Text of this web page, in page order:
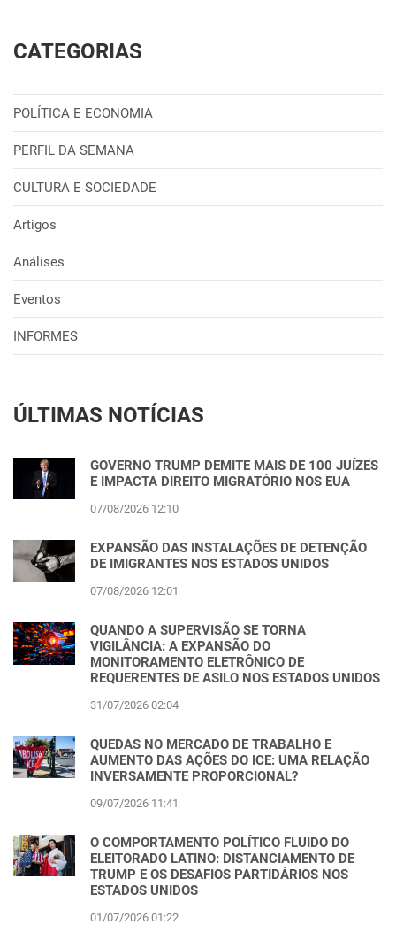
CATEGORIAS
POLÍTICA E ECONOMIA
PERFIL DA SEMANA
CULTURA E SOCIEDADE
Artigos
Análises
Eventos
INFORMES
ÚLTIMAS NOTÍCIAS
GOVERNO TRUMP DEMITE MAIS DE 100 JUÍZES
E IMPACTA DIREITO MIGRATÓRIO NOS EUA
07/08/2026 12:10
EXPANSÃO DAS INSTALAÇÕES DE DETENÇÃO
DE IMIGRANTES NOS ESTADOS UNIDOS
07/08/2026 12:01
QUANDO A SUPERVISÃO SE TORNA
VIGILÂNCIA: A EXPANSÃO DO
MONITORAMENTO ELETRÔNICO DE
REQUERENTES DE ASILO NOS ESTADOS UNIDOS
31/07/2026 02:04
QUEDAS NO MERCADO DE TRABALHO E
AUMENTO DAS AÇÕES DO ICE: UMA RELAÇÃO
INVERSAMENTE PROPORCIONAL?
09/07/2026 11:41
O COMPORTAMENTO POLÍTICO FLUIDO DO
ELEITORADO LATINO: DISTANCIAMENTO DE
TRUMP E OS DESAFIOS PARTIDÁRIOS NOS
ESTADOS UNIDOS
01/07/2026 01:22